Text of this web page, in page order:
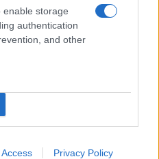
enable storage
authentication
and other
Privacy Policy
Επόμενο άρθρο
Παρίσι και Σάο Πάολο
λαμβάνουν μέτρα